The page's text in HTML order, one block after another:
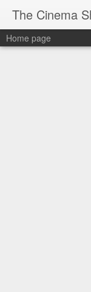
The Cinema
Home page